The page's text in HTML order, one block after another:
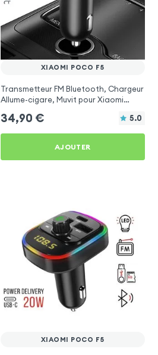
XIAOMI POCO F5
Transmetteur FM Bluetooth, Chargeur
Allume-cigare, Muvit pour Xiaomi
34,90 € 5.0
AJOUTER
XIAOMI POCO F5